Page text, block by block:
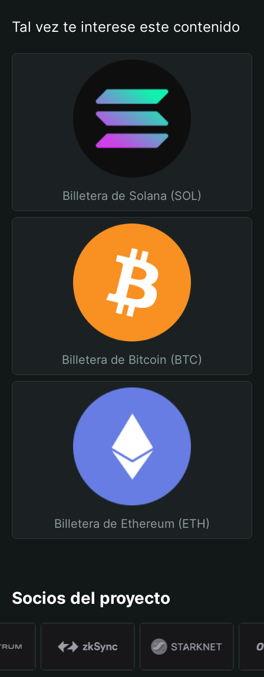
Tal vez te interese este contenido
Billetera de Solana (SOL)
Billetera de Bitcoin (BTC)
Billetera de Ethereum (ETH)
Socios del proyecto